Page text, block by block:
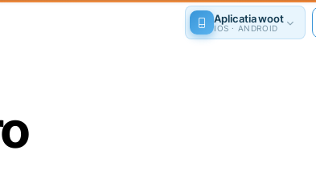
Aplicatia woot
IOS · ANDROID